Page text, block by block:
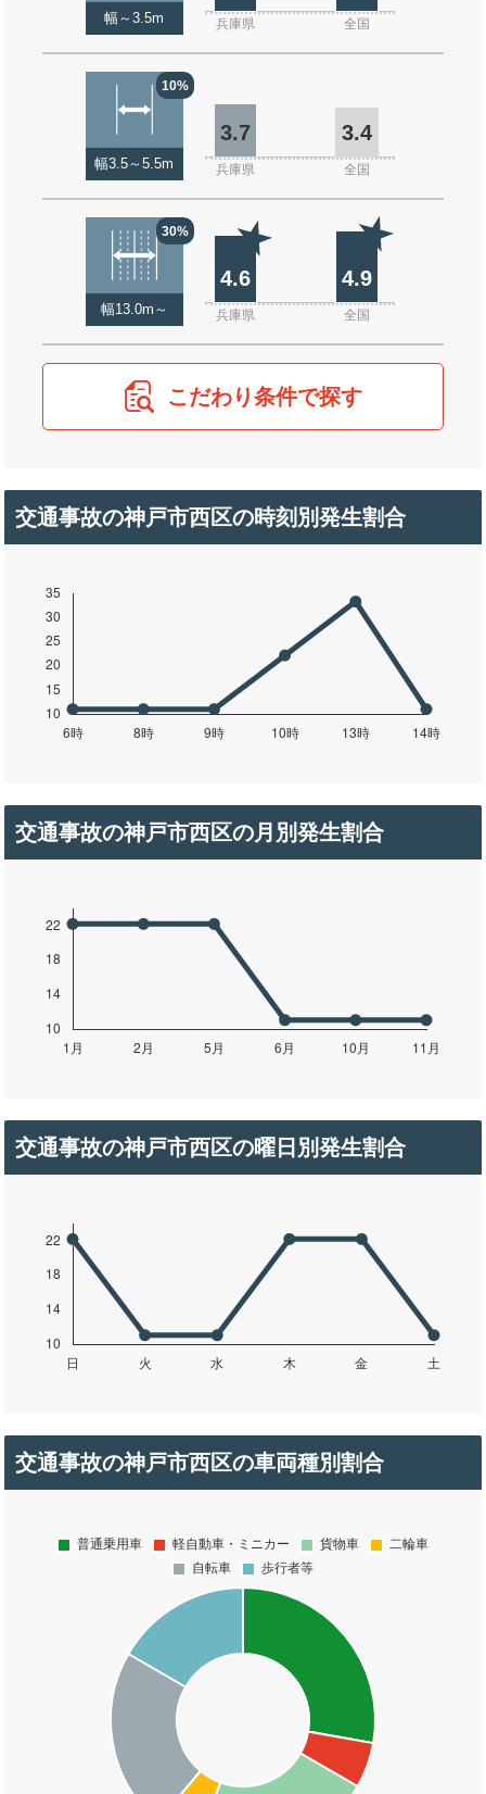
幅～3.5m 兵庫県 全国
10%
幅3.5～5.5m
3.7 3.4
兵庫県 全国
30%
幅13.0m～
4.6 4.9
兵庫県 全国
こだわり条件で探す
交通事故の神戸市西区の時刻別発生割合
交通事故の神戸市西区の月別発生割合
交通事故の神戸市西区の曜日別発生割合
交通事故の神戸市西区の車両種別割合